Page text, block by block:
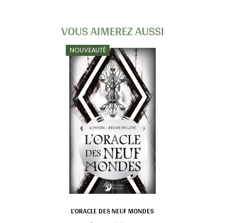
VOUS AIMEREZ AUSSI
NOUVEAUTÉ
L'ORACLE DES NEUF MONDES